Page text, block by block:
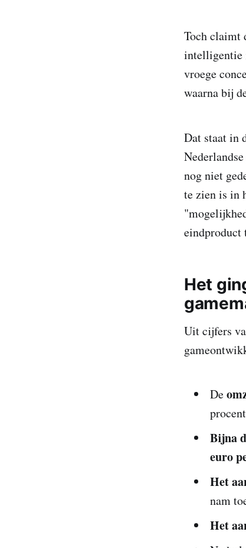
Toch claimt
intelligentie
vroege
waarna bij
Dat staat in
nog niet
te zien is in
eindproduct
Het
Uit cijfers
De
Bijna
euro
Het
nam
Het